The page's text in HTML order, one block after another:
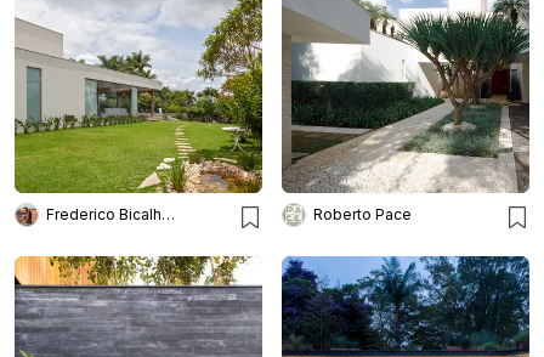
Frederico Bicalho Arquitetura Roberto Pace